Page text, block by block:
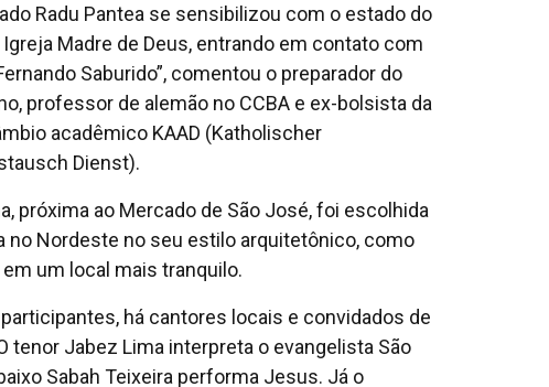
Radu Pantea se sensibilizou com o estado do
Madre de Deus, entrando em contato com
Saburido”, comentou o preparador do
professor de alemão no CCBA e ex-bolsista da
acadêmico KAAD (Katholischer
Dienst).
próxima ao Mercado de São José, foi escolhida
no Nordeste no seu estilo arquitetônico, como
um local mais tranquilo.
há cantores locais e convidados de
tenor Jabez Lima interpreta o evangelista São
Sabah Teixeira performa Jesus. Já o